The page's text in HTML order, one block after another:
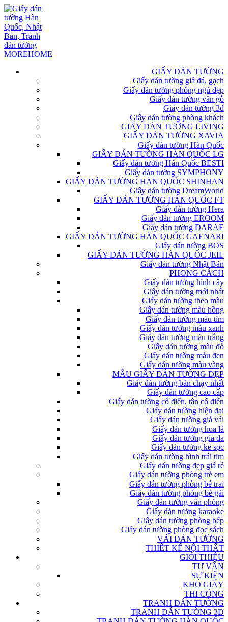
GIẤY DÁN TƯỜNG
Giấy dán tường giả đá, gạch
Giấy dán tường phòng ngủ đẹp
Giấy dán tường vân gỗ
Giấy dán tường 3d
Giấy dán tường phòng khách
GIẤY DÁN TƯỜNG LIVING
GIẤY DÁN TƯỜNG XAVIA
Giấy dán tường Hàn Quốc
GIẤY DÁN TƯỜNG HÀN QUỐC LG
Giấy dán tường Hàn Quốc BESTI
Giấy dán tường SYMPHONY
GIẤY DÁN TƯỜNG HÀN QUỐC SHINHAN
Giấy dán tường DreamWorld
GIẤY DÁN TƯỜNG HÀN QUỐC FT
Giấy dán tường Hera
Giấy dán tường EROOM
Giấy dán tường DARAE
GIẤY DÁN TƯỜNG HÀN QUỐC GAENARI
Giấy dán tường BOS
GIẤY DÁN TƯỜNG HÀN QUỐC JEIL
Giấy dán tường Nhật Bản
PHONG CÁCH
Giấy dán tường hình cây
Giấy dán tường mới nhất
Giấy dán tường theo màu
Giấy dán tường màu hồng
Giấy dán tường màu tím
Giấy dán tường màu xanh
Giấy dán tường màu trắng
Giấy dán tường màu đỏ
Giấy dán tường màu đen
Giấy dán tường màu vàng
MẪU GIẤY DÁN TƯỜNG ĐẸP
Giấy dán tường bán chạy nhất
Giấy dán tường cao cấp
Giấy dán tường cổ điển, tân cổ điển
Giấy dán tường hiện đại
Giấy dán tường giả vải
Giấy dán tường hoa lá
Giấy dán tường giả da
Giấy dán tường kẻ sọc
Giấy dán tường hình trái tim
Giấy dán tường đẹp giá rẻ
Giấy dán tường phòng trẻ em
Giấy dán tường phòng bé trai
Giấy dán tường phòng bé gái
Giấy dán tường văn phòng
Giấy dán tường karaoke
Giấy dán tường phòng bếp
Giấy dán tường phòng đọc sách
VẢI DÁN TƯỜNG
THIẾT KẾ NỘI THẤT
GIỚI THIỆU
TƯ VẤN
SỰ KIỆN
KHO GIẤY
THI CÔNG
TRANH DÁN TƯỜNG
TRANH DÁN TƯỜNG 3D